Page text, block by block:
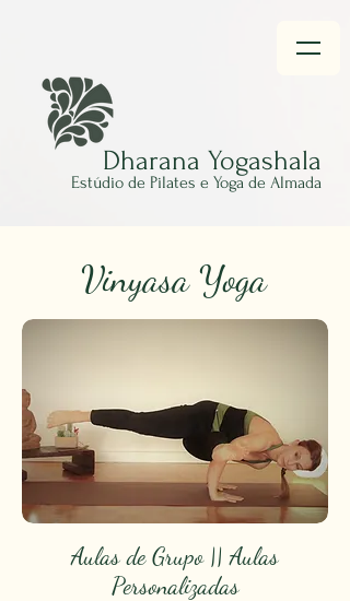
Dharana Yogashala
Estúdio de Pilates e Yoga de Almada
Vinyasa Yoga
Aulas de Grupo ||Aulas
Personalizadas